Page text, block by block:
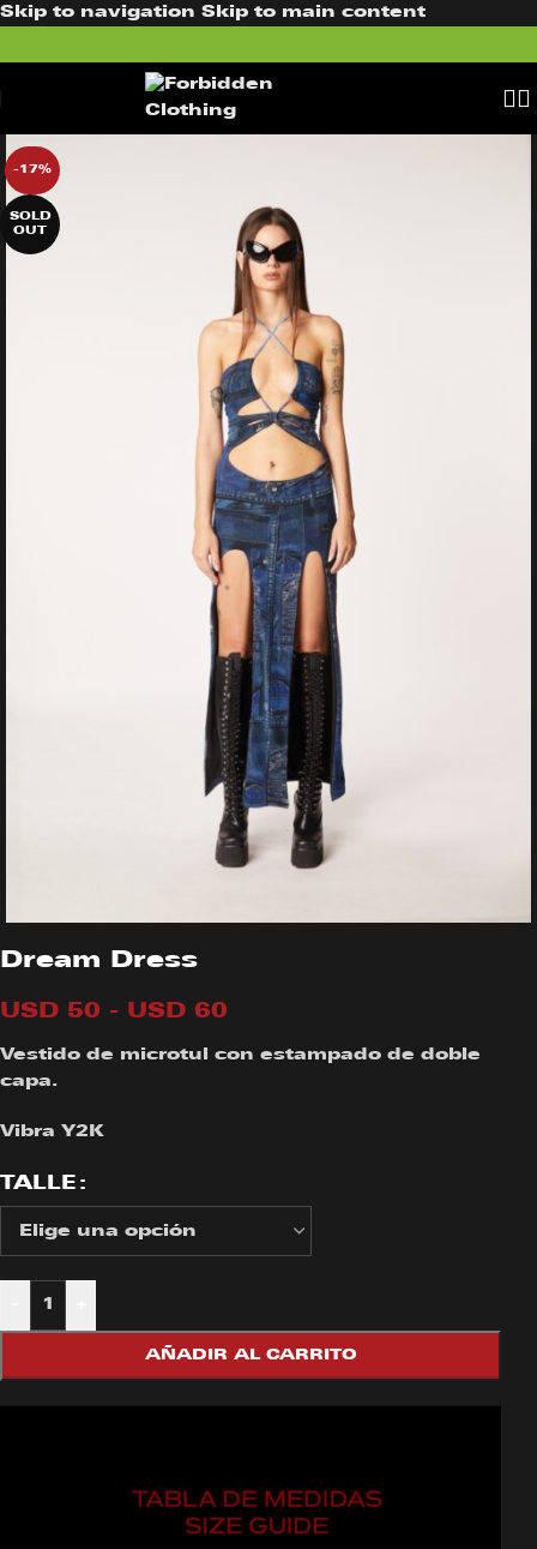
Skip to navigation Skip to main content
-17%
SOLD
OUT
Dream Dress
USD 50 - USD 60
Vestido de microtul con estampado de doble
capa.
Vibra Y2K
TALLE
AÑADIR AL CARRITO